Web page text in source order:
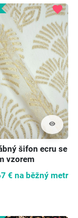
visibility
favorite
šifon ecru se
vzorem
€ na běžný metr